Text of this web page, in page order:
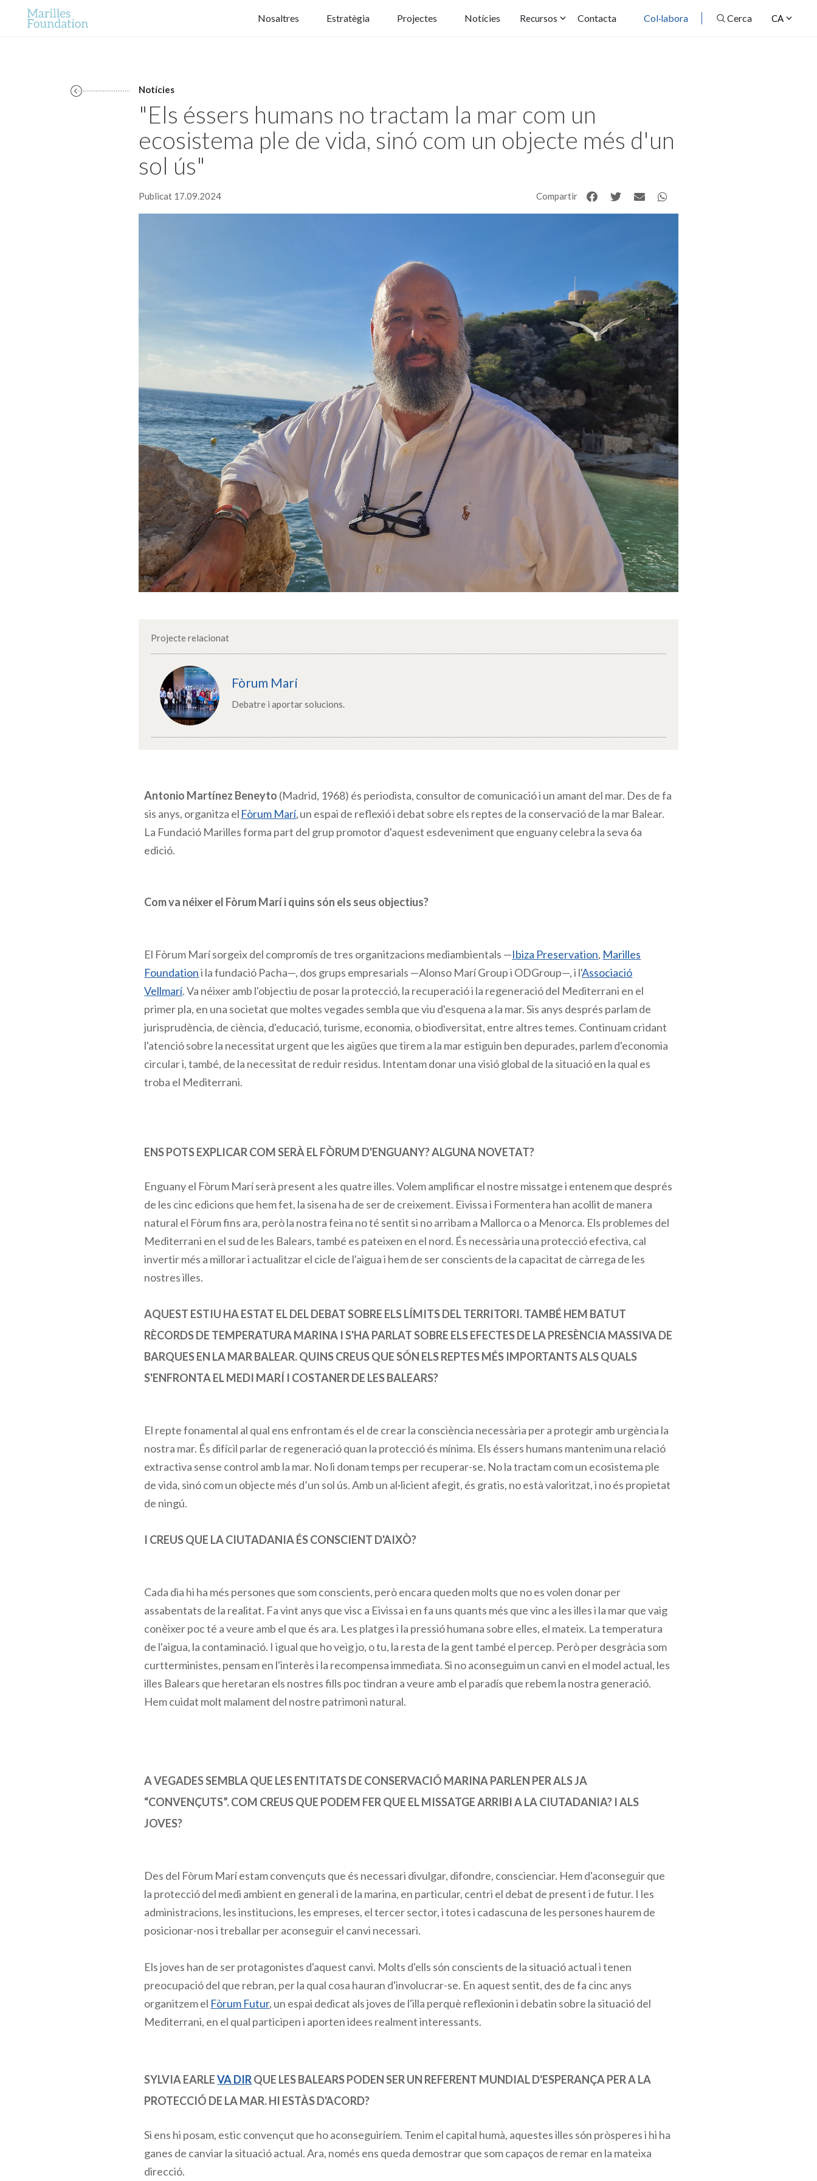
CA
Nosaltres Estratègia Projectes Notícies Recursos Contacta Col·labora Cerca
Notícies
"Els éssers humans no tractam la mar com un
ecosistema ple de vida, sinó com un objecte més d'un
sol ús"
Publicat 17.09.2024 Compartir
Projecte relacionat
Fòrum Marí
Debatre i aportar solucions.
Antonio Martínez Beneyto (Madrid, 1968) és periodista, consultor de comunicació i un amant del mar. Des de fa
sis anys, organitza el Fòrum Marí, un espai de reflexió i debat sobre els reptes de la conservació de la mar Balear.
La Fundació Marilles forma part del grup promotor d'aquest esdeveniment que enguany celebra la seva 6a
edició.
Com va néixer el Fòrum Marí i quins són els seus objectius?
El Fòrum Marí sorgeix del compromís de tres organitzacions mediambientals —Ibiza Preservation, Marilles
Foundationi la fundació Pacha—, dos grups empresarials —Alonso Marí Group i ODGroup—, i l'Associació
Vellmarí. Va néixer amb l'objectiu de posar la protecció, la recuperació i la regeneració del Mediterrani en el
primer pla, en una societat que moltes vegades sembla que viu d'esquena a la mar. Sis anys després parlam de
jurisprudència, de ciència, d'educació, turisme, economia, o biodiversitat, entre altres temes. Continuam cridant
l'atenció sobre la necessitat urgent que les aigües que tirem a la mar estiguin ben depurades, parlem d'economia
circular i, també, de la necessitat de reduir residus. Intentam donar una visió global de la situació en la qual es
troba el Mediterrani.
ENS POTS EXPLICAR COM SERÀ EL FÒRUM D'ENGUANY? ALGUNA NOVETAT?
Enguany el Fòrum Marí serà present a les quatre illes. Volem amplificar el nostre missatge i entenem que després
de les cinc edicions que hem fet, la sisena ha de ser de creixement. Eivissa i Formentera han acollit de manera
natural el Fòrum fins ara, però la nostra feina no té sentit si no arribam a Mallorca o a Menorca. Els problemes del
Mediterrani en el sud de les Balears, també es pateixen en el nord. És necessària una protecció efectiva, cal
invertir més a millorar i actualitzar el cicle de l'aigua i hem de ser conscients de la capacitat de càrrega de les
nostres illes.
AQUEST ESTIU HA ESTAT EL DEL DEBAT SOBRE ELS LÍMITS DEL TERRITORI. TAMBÉ HEM BATUT
RÈCORDS DE TEMPERATURA MARINA I S'HA PARLAT SOBRE ELS EFECTES DE LA PRESÈNCIA MASSIVA DE
BARQUES EN LA MAR BALEAR. QUINS CREUS QUE SÓN ELS REPTES MÉS IMPORTANTS ALS QUALS
S'ENFRONTA EL MEDI MARÍ I COSTANER DE LES BALEARS?
El repte fonamental al qual ens enfrontam és el de crear la consciència necessària per a protegir amb urgència la
nostra mar. És difícil parlar de regeneració quan la protecció és mínima. Els éssers humans mantenim una relació
extractiva sense control amb la mar. No li donam temps per recuperar-se. No la tractam com un ecosistema ple
de vida, sinó com un objecte més d’un sol ús. Amb un al·licient afegit, és gratis, no està valoritzat, i no és propietat
de ningú.
I CREUS QUE LA CIUTADANIA ÉS CONSCIENT D'AIXÒ?
Cada dia hi ha més persones que som conscients, però encara queden molts que no es volen donar per
assabentats de la realitat. Fa vint anys que visc a Eivissa i en fa uns quants més que vinc a les illes i la mar que vaig
conèixer poc té a veure amb el que és ara. Les platges i la pressió humana sobre elles, el mateix. La temperatura
de l'aigua, la contaminació. I igual que ho veig jo, o tu, la resta de la gent també el percep. Però per desgràcia som
curtterministes, pensam en l'interès i la recompensa immediata. Si no aconseguim un canvi en el model actual, les
illes Balears que heretaran els nostres fills poc tindran a veure amb el paradís que rebem la nostra generació.
Hem cuidat molt malament del nostre patrimoni natural.
A VEGADES SEMBLA QUE LES ENTITATS DE CONSERVACIÓ MARINA PARLEN PER ALS JA
“CONVENÇUTS”. COM CREUS QUE PODEM FER QUE EL MISSATGE ARRIBI A LA CIUTADANIA? I ALS
JOVES?
Des del Fòrum Marí estam convençuts que és necessari divulgar, difondre, conscienciar. Hem d'aconseguir que
la protecció del medi ambient en general i de la marina, en particular, centri el debat de present i de futur. I les
administracions, les institucions, les empreses, el tercer sector, i totes i cadascuna de les persones haurem de
posicionar-nos i treballar per aconseguir el canvi necessari.
Els joves han de ser protagonistes d'aquest canvi. Molts d'ells són conscients de la situació actual i tenen
preocupació del que rebran, per la qual cosa hauran d'involucrar-se. En aquest sentit, des de fa cinc anys
organitzem el Fòrum Futur, un espai dedicat als joves de l'illa perquè reflexionin i debatin sobre la situació del
Mediterrani, en el qual participen i aporten idees realment interessants.
SYLVIA EARLEVA DIRQUE LES BALEARS PODEN SER UN REFERENT MUNDIAL D'ESPERANÇA PER A LA
PROTECCIÓ DE LA MAR. HI ESTÀS D'ACORD?
Si ens hi posam, estic convençut que ho aconseguiríem. Tenim el capital humà, aquestes illes són pròsperes i hi ha
ganes de canviar la situació actual. Ara, només ens queda demostrar que som capaços de remar en la mateixa
direcció.